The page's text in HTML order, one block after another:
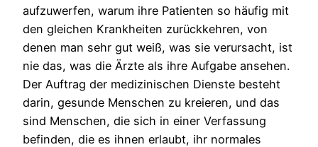
aufzuwerfen, warum ihre Patienten so häufig mit
den gleichen Krankheiten zurückkehren, von
denen man sehr gut weiß, was sie verursacht, ist
nie das, was die Ärzte als ihre Aufgabe ansehen.
Der Auftrag der medizinischen Dienste besteht
darin, gesunde Menschen zu kreieren, und das
sind Menschen, die sich in einer Verfassung
befinden, die es ihnen erlaubt, ihr normales